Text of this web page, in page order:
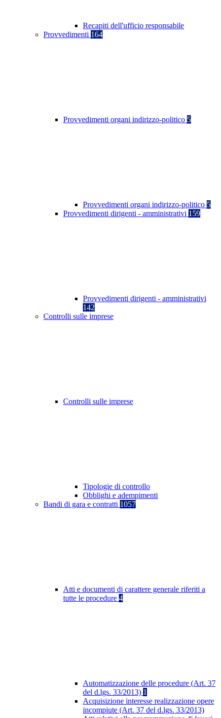
Recapiti dell'ufficio responsabile
Provvedimenti 164
Provvedimenti organi indirizzo-politico 5
Provvedimenti organi indirizzo-politico 5
Provvedimenti dirigenti - amministrativi 159
Provvedimenti dirigenti - amministrativi
142
Controlli sulle imprese
Controlli sulle imprese
Tipologie di controllo
Obblighi e adempimenti
Bandi di gara e contratti 1057
Atti e documenti di carattere generale riferiti a
tutte le procedure 4
Automatizzazione delle procedure (Art. 37
del d.lgs. 33/2013) 1
Acquisizione interesse realizzazione opere
incompiute (Art. 37 del d.lgs. 33/2013)